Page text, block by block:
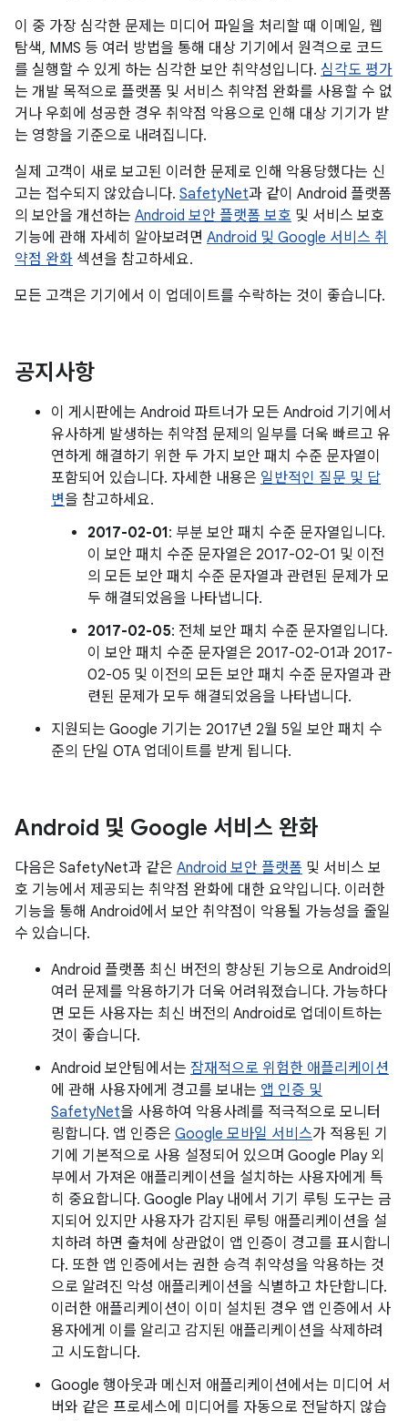
이 중 가장 심각한 문제는 미디어 파일을 처리할 때 이메일, 웹
탐색, MMS 등 여러 방법을 통해 대상 기기에서 원격으로 코드
를 실행할 수 있게 하는 심각한 보안 취약성입니다. 심각도 평가
는 개발 목적으로 플랫폼 및 서비스 취약점 완화를 사용할 수 없
거나 우회에 성공한 경우 취약점 악용으로 인해 대상 기기가 받
는 영향을 기준으로 내려집니다.
실제 고객이 새로 보고된 이러한 문제로 인해 악용당했다는 신
고는 접수되지 않았습니다. SafetyNet과 같이 Android 플랫폼
의 보안을 개선하는 Android 보안 플랫폼 보호 및 서비스 보호
기능에 관해 자세히 알아보려면 Android 및 Google 서비스 취
약점 완화 섹션을 참고하세요.
모든 고객은 기기에서 이 업데이트를 수락하는 것이 좋습니다.
공지사항
이 게시판에는 Android 파트너가 모든 Android 기기에서
유사하게 발생하는 취약점 문제의 일부를 더욱 빠르고 유
연하게 해결하기 위한 두 가지 보안 패치 수준 문자열이
포함되어 있습니다. 자세한 내용은 일반적인 질문 및 답
변을 참고하세요.
2017-02-01: 부분 보안 패치 수준 문자열입니다.
이 보안 패치 수준 문자열은 2017-02-01 및 이전
의 모든 보안 패치 수준 문자열과 관련된 문제가 모
두 해결되었음을 나타냅니다.
2017-02-05: 전체 보안 패치 수준 문자열입니다.
이 보안 패치 수준 문자열은 2017-02-01과 2017-
02-05 및 이전의 모든 보안 패치 수준 문자열과 관
련된 문제가 모두 해결되었음을 나타냅니다.
지원되는 Google 기기는 2017년 2월 5일 보안 패치 수
준의 단일 OTA 업데이트를 받게 됩니다.
Android 및 Google 서비스 완화
다음은 SafetyNet과 같은 Android 보안 플랫폼 및 서비스 보
호 기능에서 제공되는 취약점 완화에 대한 요약입니다. 이러한
기능을 통해 Android에서 보안 취약점이 악용될 가능성을 줄일
수 있습니다.
Android 플랫폼 최신 버전의 향상된 기능으로 Android의
여러 문제를 악용하기가 더욱 어려워졌습니다. 가능하다
면 모든 사용자는 최신 버전의 Android로 업데이트하는
것이 좋습니다.
Android 보안팀에서는 잠재적으로 위험한 애플리케이션
에 관해 사용자에게 경고를 보내는 앱 인증 및
SafetyNet을 사용하여 악용사례를 적극적으로 모니터
링합니다. 앱 인증은 Google 모바일 서비스가 적용된 기
기에 기본적으로 사용 설정되어 있으며 Google Play 외
부에서 가져온 애플리케이션을 설치하는 사용자에게 특
히 중요합니다. Google Play 내에서 기기 루팅 도구는 금
지되어 있지만 사용자가 감지된 루팅 애플리케이션을 설
치하려 하면 출처에 상관없이 앱 인증이 경고를 표시합니
다. 또한 앱 인증에서는 권한 승격 취약성을 악용하는 것
으로 알려진 악성 애플리케이션을 식별하고 차단합니다.
이러한 애플리케이션이 이미 설치된 경우 앱 인증에서 사
용자에게 이를 알리고 감지된 애플리케이션을 삭제하려
고 시도합니다.
Google 행아웃과 메신저 애플리케이션에서는 미디어 서
버와 같은 프로세스에 미디어를 자동으로 전달하지 않습